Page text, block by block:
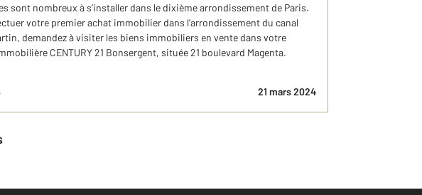
sont nombreux à s’installer dans le dixième arrondissement de Paris.
votre premier achat immobilier dans l’arrondissement du canal
demandez à visiter les biens immobiliers en vente dans votre
CENTURY 21 Bonsergent, située 21 boulevard Magenta.
21 mars 2024